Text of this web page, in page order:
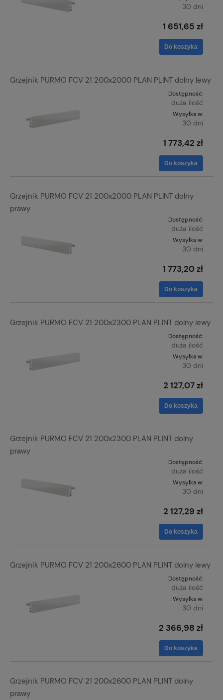
30 dni
1 651,65 zł
Do koszyka
Grzejnik PURMO FCV 21 200x2000 PLAN PLINT dolny lewy
Dostępność:
duża ilość
Wysyłka w:
30 dni
1 773,42 zł
Do koszyka
Grzejnik PURMO FCV 21 200x2000 PLAN PLINT dolny
prawy
Dostępność:
duża ilość
Wysyłka w:
30 dni
1 773,20 zł
Do koszyka
Grzejnik PURMO FCV 21 200x2300 PLAN PLINT dolny lewy
Dostępność:
duża ilość
Wysyłka w:
30 dni
2 127,07 zł
Do koszyka
Grzejnik PURMO FCV 21 200x2300 PLAN PLINT dolny
prawy
Dostępność:
duża ilość
Wysyłka w:
30 dni
2 127,29 zł
Do koszyka
Grzejnik PURMO FCV 21 200x2600 PLAN PLINT dolny lewy
Dostępność:
duża ilość
Wysyłka w:
30 dni
2 366,98 zł
Do koszyka
Grzejnik PURMO FCV 21 200x2600 PLAN PLINT dolny
prawy